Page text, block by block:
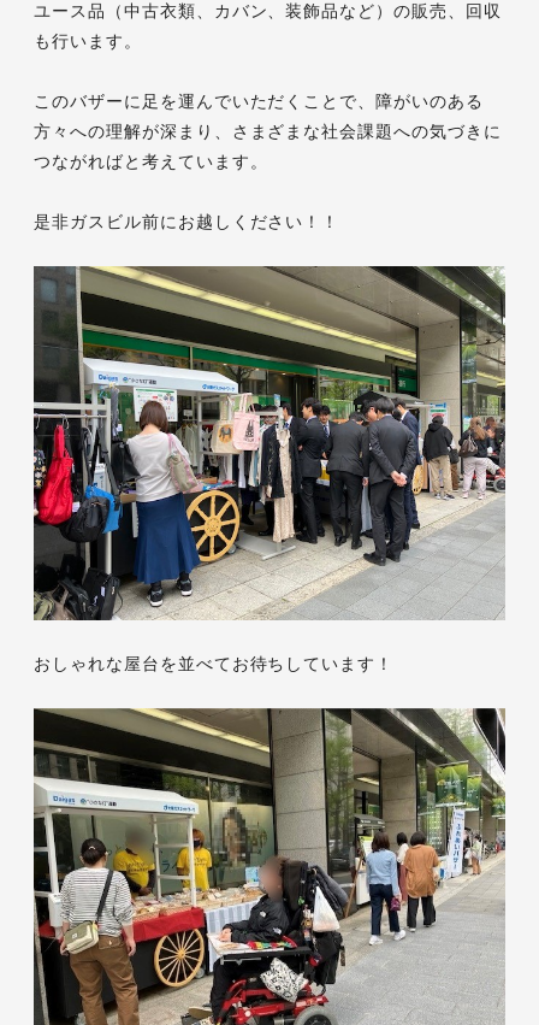
ユース品（中古衣類、カバン、装飾品など）の販売、回収
も行います。
このバザーに足を運んでいただくことで、障がいのある
方々への理解が深まり、さまざまな社会課題への気づきに
つながればと考えています。
是非ガスビル前にお越しください！！
おしゃれな屋台を並べてお待ちしています！